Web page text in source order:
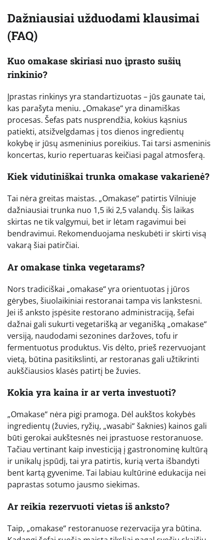
Dažniausiai užduodami klausimai
(FAQ)
Kuo omakase skiriasi nuo įprasto sušių
rinkinio?
Įprastas rinkinys yra standartizuotas – jūs gaunate tai,
kas parašyta meniu. „Omakase“ yra dinamiškas
procesas. Šefas pats nusprendžia, kokius kąsnius
patiekti, atsižvelgdamas į tos dienos ingredientų
kokybę ir jūsų asmeninius poreikius. Tai tarsi asmeninis
koncertas, kurio repertuaras keičiasi pagal atmosferą.
Kiek vidutiniškai trunka omakase vakarienė?
Tai nėra greitas maistas. „Omakase“ patirtis Vilniuje
dažniausiai trunka nuo 1,5 iki 2,5 valandų. Šis laikas
skirtas ne tik valgymui, bet ir lėtam ragavimui bei
bendravimui. Rekomenduojama neskubėti ir skirti visą
vakarą šiai patirčiai.
Ar omakase tinka vegetarams?
Nors tradiciškai „omakase“ yra orientuotas į jūros
gėrybes, šiuolaikiniai restoranai tampa vis lankstesni.
Jei iš anksto įspėsite restorano administraciją, šefai
dažnai gali sukurti vegetarišką ar veganišką „omakase“
versiją, naudodami sezonines daržoves, tofu ir
fermentuotus produktus. Vis dėlto, prieš rezervuojant
vietą, būtina pasitikslinti, ar restoranas gali užtikrinti
aukščiausios klasės patirtį be žuvies.
Kokia yra kaina ir ar verta investuoti?
„Omakase“ nėra pigi pramoga. Dėl aukštos kokybės
ingredientų (žuvies, ryžių, „wasabi“ šaknies) kainos gali
būti gerokai aukštesnės nei įprastuose restoranuose.
Tačiau vertinant kaip investiciją į gastronominę kultūrą
ir unikalų įspūdį, tai yra patirtis, kurią verta išbandyti
bent kartą gyvenime. Tai labiau kultūrinė edukacija nei
paprastas sotumo jausmo siekimas.
Ar reikia rezervuoti vietas iš anksto?
Taip, „omakase“ restoranuose rezervacija yra būtina.